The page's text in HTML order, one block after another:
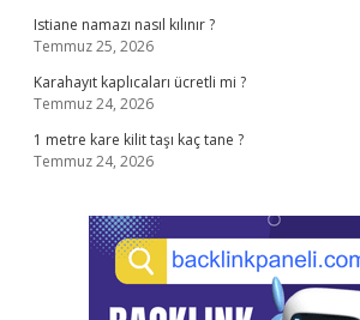
Istiane namazı nasıl kılınır ?
Temmuz 25, 2026
Karahayıt kaplıcaları ücretli mi ?
Temmuz 24, 2026
1 metre kare kilit taşı kaç tane ?
Temmuz 24, 2026